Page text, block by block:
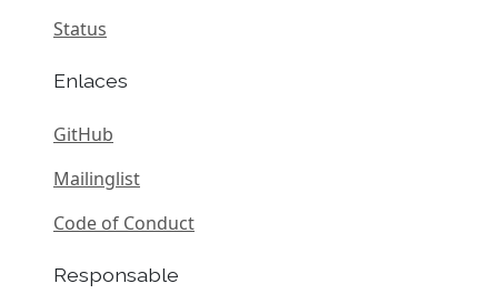
Status
Enlaces
GitHub
Mailinglist
Code of Conduct
Responsable